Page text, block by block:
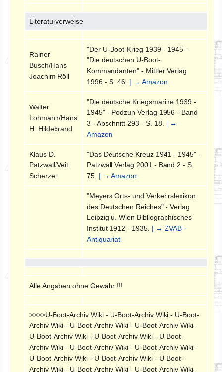
Literaturverweise
Rainer
Busch/Hans
Joachim Röll
"Der U-Boot-Krieg 1939 - 1945 -
"Die deutschen U-Boot-
Kommandanten" - Mittler Verlag
1996 - S. 46. | → Amazon
Walter
Lohmann/Hans
H. Hildebrand
"Die deutsche Kriegsmarine 1939 -
1945" - Podzun Verlag 1956 - Band
3 - Abschnitt 293 - S. 18. | →
Amazon
Klaus D.
Patzwall/Veit
Scherzer
"Das Deutsche Kreuz 1941 - 1945" -
Patzwall Verlag 2001 - Band 2 - S.
75. | → Amazon
"Meyers Orts- und Verkehrslexikon
des Deutschen Reiches" - Verlag
Leipzig u. Wien Bibliographisches
Institut 1912 - 1935. | → ZVAB -
Antiquariat
Alle Angaben ohne Gewähr !!!
>>>>U-Boot-Archiv Wiki - U-Boot-Archiv Wiki - U-Boot-
Archiv Wiki - U-Boot-Archiv Wiki - U-Boot-Archiv Wiki -
U-Boot-Archiv Wiki - U-Boot-Archiv Wiki - U-Boot-
Archiv Wiki - U-Boot-Archiv Wiki - U-Boot-Archiv Wiki -
U-Boot-Archiv Wiki - U-Boot-Archiv Wiki - U-Boot-
Archiv Wiki - U-Boot-Archiv Wiki - U-Boot-Archiv Wiki -